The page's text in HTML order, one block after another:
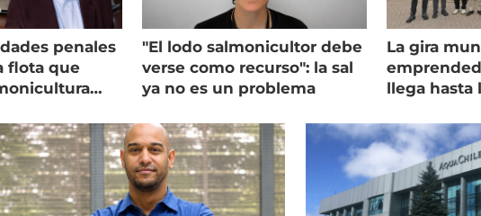
penales
flota que
"El lodo salmonicultor debe
verse como recurso": la sal
ya no es un problema
La gira
llega hasta